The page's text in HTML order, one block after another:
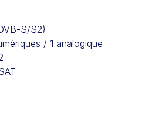
S/S2)
/ 1 analogique